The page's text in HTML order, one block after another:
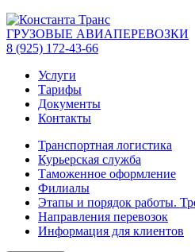
ГРУЗОВЫЕ АВИАПЕРЕВОЗКИ
8 (925) 172-43-66
Услуги
Тарифы
Документы
Контакты
Транспортная логистика
Курьерская служба
Таможенное оформление
Филиалы
Этапы и порядок работы.
Направления перевозок
Информация для клиентов